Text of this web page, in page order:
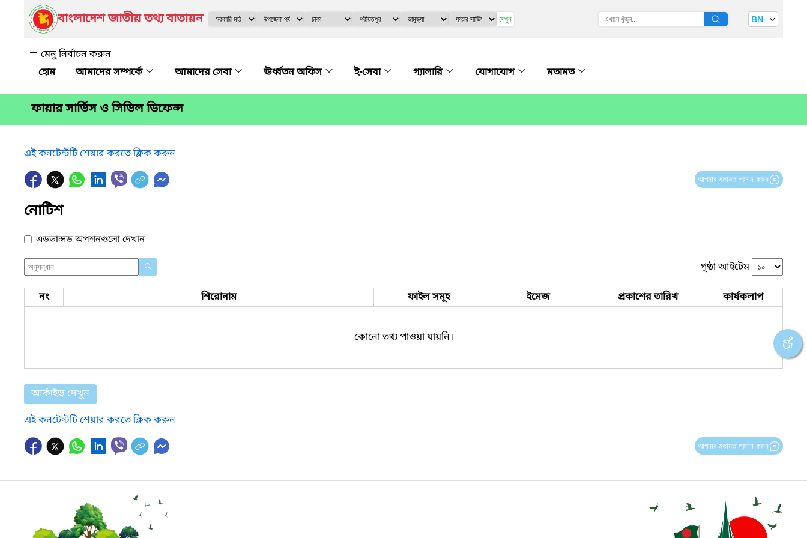
বাংলাদেশ জাতীয় তথ্য বাতায়ন দেখুন BN
মেনু নির্বাচন করুন
আমাদের সম্পর্কে
আমাদের সেবা ঊর্ধ্বতন অফিস ই-সেবা গ্যালারি যোগাযোগ মতামত
ফায়ার সার্ভিস ও সিভিল ডিফেন্স
এই কনটেন্টটি শেয়ার করতে ক্লিক করুন
আপনার মতামত প্রদান করুন
নোটিশ
এডভান্সড অপশনগুলো দেখান
পৃষ্ঠা আইটেম
নং শিরোনাম ফাইল সমূহ ইমেজ প্রকাশের তারিখ কার্যকলাপ
কোনো তথ্য পাওয়া যায়নি।
আর্কাইভ দেখুন
এই কনটেন্টটি শেয়ার করতে ক্লিক করুন
আপনার মতামত প্রদান করুন